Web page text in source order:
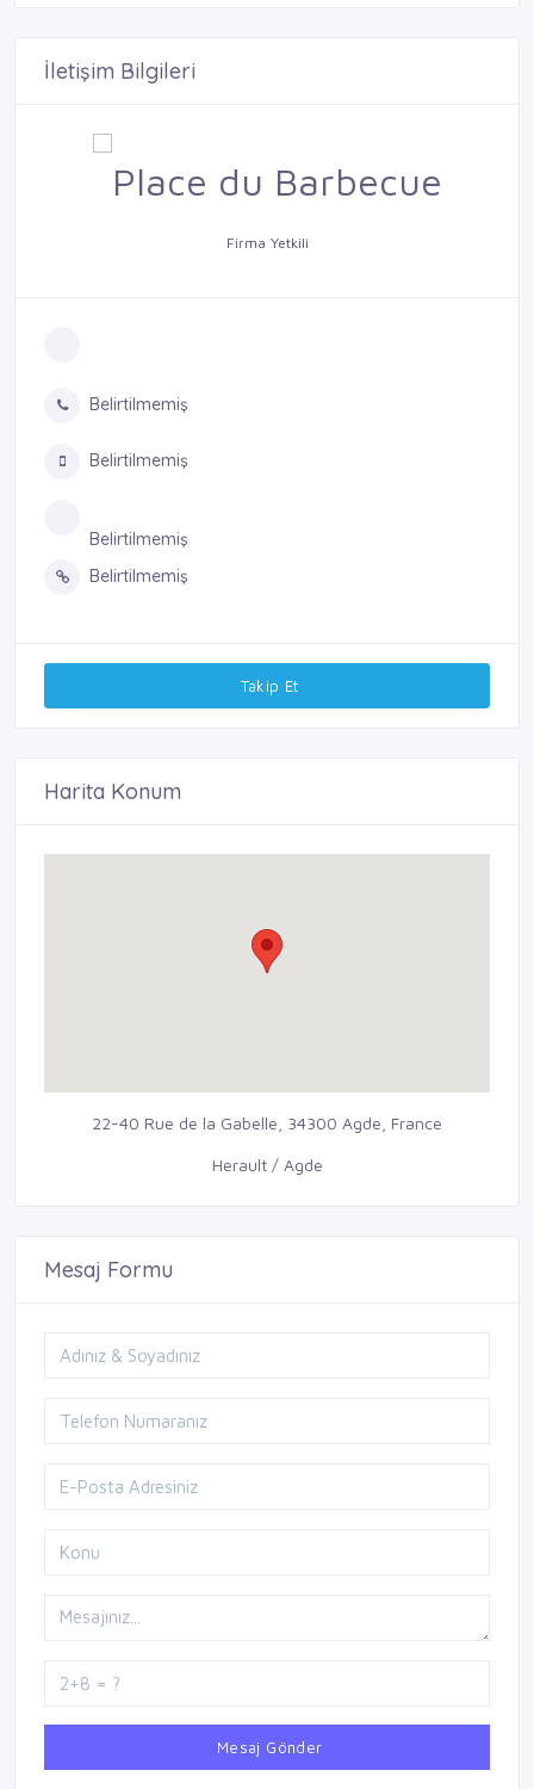
İletişim Bilgileri
Firma Yetkili
Belirtilmemiş
Belirtilmemiş
Belirtilmemiş
Belirtilmemiş
Takip Et
Harita Konum
22-40 Rue de la Gabelle, 34300 Agde, France
Herault / Agde
Mesaj Formu
Mesaj Gönder